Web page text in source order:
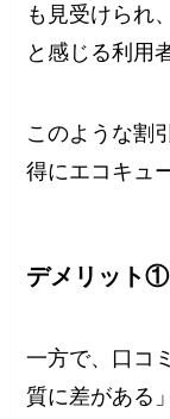
も見受けられ
と感じる利用
このような割
得にエコキュ
デメリット①
一方で、口コ
質に差がある